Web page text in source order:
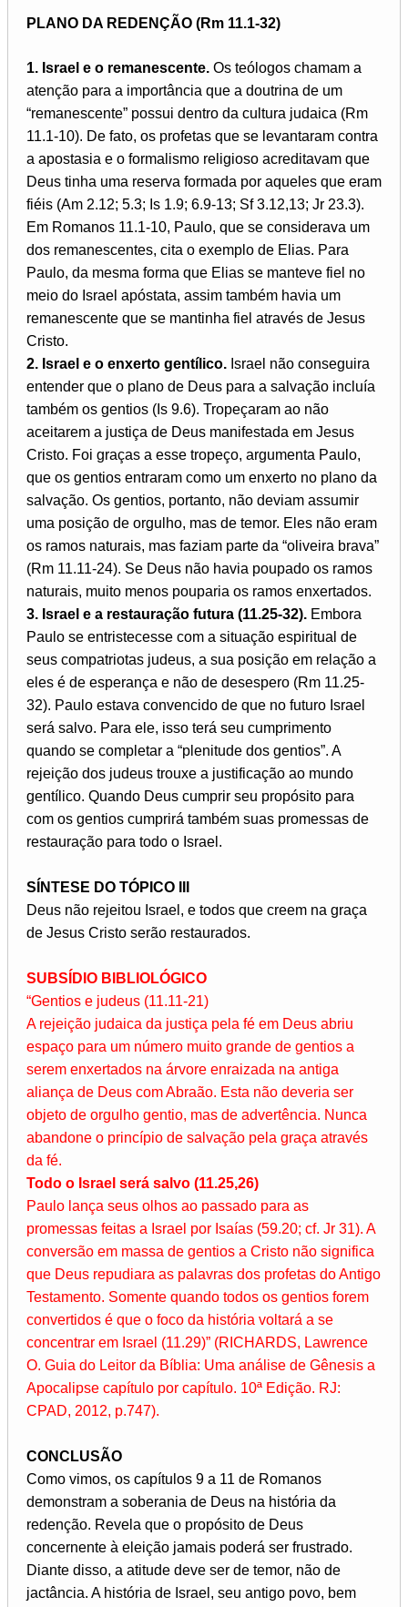
PLANO DA REDENÇÃO (Rm 11.1-32)
1. Israel e o remanescente. Os teólogos chamam a
atenção para a importância que a doutrina de um
“remanescente” possui dentro da cultura judaica (Rm
11.1-10). De fato, os profetas que se levantaram contra
a apostasia e o formalismo religioso acreditavam que
Deus tinha uma reserva formada por aqueles que eram
fiéis (Am 2.12; 5.3; Is 1.9; 6.9-13; Sf 3.12,13; Jr 23.3).
Em Romanos 11.1-10, Paulo, que se considerava um
dos remanescentes, cita o exemplo de Elias. Para
Paulo, da mesma forma que Elias se manteve fiel no
meio do Israel apóstata, assim também havia um
remanescente que se mantinha fiel através de Jesus
Cristo.
2. Israel e o enxerto gentílico. Israel não conseguira
entender que o plano de Deus para a salvação incluía
também os gentios (Is 9.6). Tropeçaram ao não
aceitarem a justiça de Deus manifestada em Jesus
Cristo. Foi graças a esse tropeço, argumenta Paulo,
que os gentios entraram como um enxerto no plano da
salvação. Os gentios, portanto, não deviam assumir
uma posição de orgulho, mas de temor. Eles não eram
os ramos naturais, mas faziam parte da “oliveira brava”
(Rm 11.11-24). Se Deus não havia poupado os ramos
naturais, muito menos pouparia os ramos enxertados.
3. Israel e a restauração futura (11.25-32). Embora
Paulo se entristecesse com a situação espiritual de
seus compatriotas judeus, a sua posição em relação a
eles é de esperança e não de desespero (Rm 11.25-
32). Paulo estava convencido de que no futuro Israel
será salvo. Para ele, isso terá seu cumprimento
quando se completar a “plenitude dos gentios”. A
rejeição dos judeus trouxe a justificação ao mundo
gentílico. Quando Deus cumprir seu propósito para
com os gentios cumprirá também suas promessas de
restauração para todo o Israel.
SÍNTESE DO TÓPICO III
Deus não rejeitou Israel, e todos que creem na graça
de Jesus Cristo serão restaurados.
SUBSÍDIO BIBLIOLÓGICO
“Gentios e judeus (11.11-21)
A rejeição judaica da justiça pela fé em Deus abriu
espaço para um número muito grande de gentios a
serem enxertados na árvore enraizada na antiga
aliança de Deus com Abraão. Esta não deveria ser
objeto de orgulho gentio, mas de advertência. Nunca
abandone o princípio de salvação pela graça através
da fé.
Todo o Israel será salvo (11.25,26)
Paulo lança seus olhos ao passado para as
promessas feitas a Israel por Isaías (59.20; cf. Jr 31). A
conversão em massa de gentios a Cristo não significa
que Deus repudiara as palavras dos profetas do Antigo
Testamento. Somente quando todos os gentios forem
convertidos é que o foco da história voltará a se
concentrar em Israel (11.29)” (RICHARDS, Lawrence
O. Guia do Leitor da Bíblia: Uma análise de Gênesis a
Apocalipse capítulo por capítulo. 10ª Edição. RJ:
CPAD, 2012, p.747).
CONCLUSÃO
Como vimos, os capítulos 9 a 11 de Romanos
demonstram a soberania de Deus na história da
redenção. Revela que o propósito de Deus
concernente à eleição jamais poderá ser frustrado.
Diante disso, a atitude deve ser de temor, não de
jactância. A história de Israel, seu antigo povo, bem